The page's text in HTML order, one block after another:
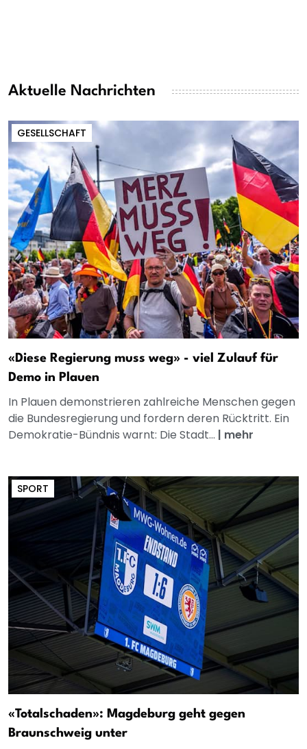
Aktuelle Nachrichten
GESELLSCHAFT
«Diese Regierung muss weg» - viel Zulauf für
Demo in Plauen
In Plauen demonstrieren zahlreiche Menschen gegen
die Bundesregierung und fordern deren Rücktritt. Ein
Demokratie-Bündnis warnt: Die Stadt... | mehr
SPORT
«Totalschaden»: Magdeburg geht gegen
Braunschweig unter